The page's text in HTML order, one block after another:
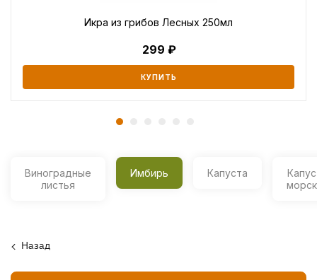
Икра из грибов Лесных 250мл
299
КУПИТЬ
Виноградные
листья
Имбирь Капуста
Назад